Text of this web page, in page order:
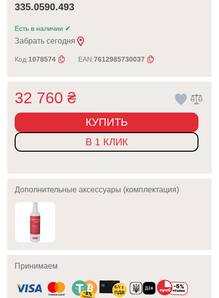
335.0590.493
Есть в наличии ✔
Забрать сегодня
Код:1078574 EAN:7612985730037
32 760 ₴
КУПИТЬ
В 1 КЛИК
Дополнительные аксессуары (комплектация)
Принимаем